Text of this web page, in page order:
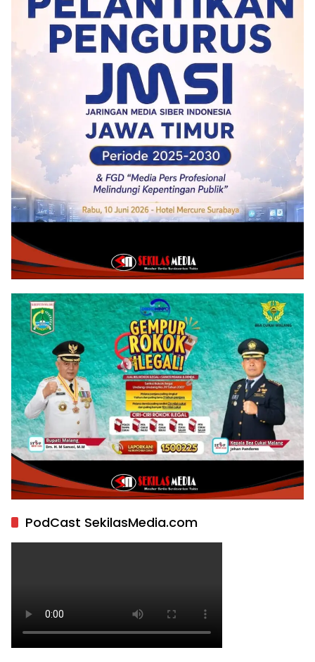
PodCast SekilasMedia.com